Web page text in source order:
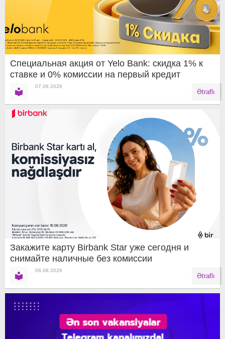
Специальная акция от Yelo Bank: скидка 1% к
ставке и 0% комиссии на первый кредит
07.08.2026
Ətraflı
Закажите карту Birbank Star уже сегодня и
снимайте наличные без комиссии
06.08.2026
Ətraflı